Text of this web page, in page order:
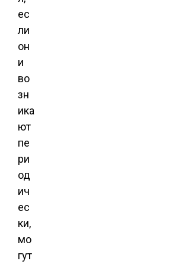
ес
ли
он
и
во
зн
ика
ют
пе
ри
од
ич
ес
ки,
мо
гут